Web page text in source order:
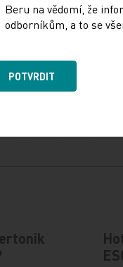
Beru na vědomí, že
odborníkům, a to se
POTVRDIT